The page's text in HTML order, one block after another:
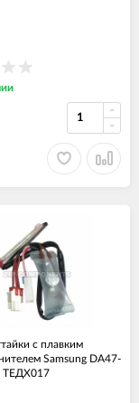
с плавким
Samsung DA47-
ТЕДХ017